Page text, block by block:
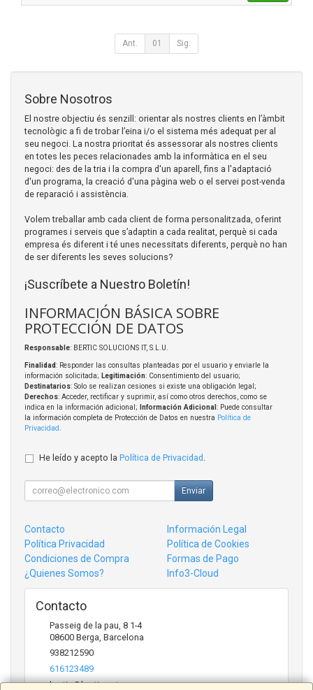
Ant. 01 Sig.
Sobre Nosotros
El nostre objectiu és senzill: orientar als nostres clients en l’àmbit
tecnològic a fi de trobar l’eina i/o el sistema més adequat per al
seu negoci. La nostra prioritat és assessorar als nostres clients
en totes les peces relacionades amb la informàtica en el seu
negoci: des de la tria i la compra d'un aparell, fins a l'adaptació
d'un programa, la creació d'una pàgina web o el servei post-venda
de reparació i assistència.
Volem treballar amb cada client de forma personalitzada, oferint
programes i serveis que s’adaptin a cada realitat, perquè si cada
empresa és diferent i té unes necessitats diferents, perquè no han
de ser diferents les seves solucions?
¡Suscríbete a Nuestro Boletín!
INFORMACIÓN BÁSICA SOBRE
PROTECCIÓN DE DATOS
Responsable: BERTIC SOLUCIONS IT, S.L.U.
Finalidad: Responder las consultas planteadas por el usuario y enviarle la
información solicitada; Legitimación: Consentimiento del usuario;
Destinatarios: Solo se realizan cesiones si existe una obligación legal;
Derechos: Acceder, rectificar y suprimir, así como otros derechos, como se
indica en la información adicional;
Información Adicional : Puede consultar
la información completa de Protección de Datos en nuestra Política de
Privacidad
He leído y acepto la Política de Privacidad
Enviar
Contacto
Información Legal
Política Privacidad
Política de Cookies
Condiciones de Compra
Formas de Pago
¿Quienes Somos?
Info3-Cloud
Contacto
Passeig de la pau, 8 1-4
08600 Berga Barcelona
938212590
616123489
bertic@bertic.cat